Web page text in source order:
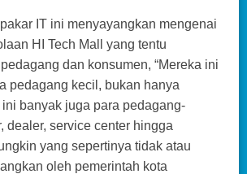
IT ini menyayangkan mengenai
HI Tech Mall yang tentu
dan konsumen, “Mereka ini
pedagang kecil, bukan hanya
banyak juga para pedagang-
dealer, service center hingga
yang sepertinya tidak atau
oleh pemerintah kota